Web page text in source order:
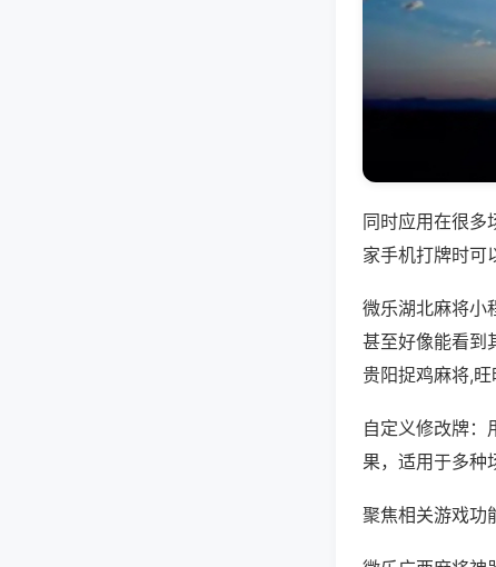
同时应用在很多
家手机打牌时可
微乐湖北麻将小
甚至好像能看到
贵阳捉鸡麻将,
自定义修改牌：
果，适用于多种
聚焦相关游戏功